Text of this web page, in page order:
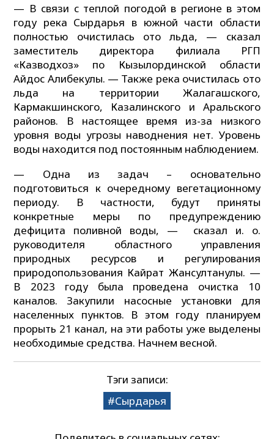
— В связи с теплой погодой в регионе в этом
году река Сырдарья в южной части области
полностью очистилась ото льда, — сказал
заместитель директора филиала РГП
«Казводхоз» по Кызылординской области
Айдос Алибекулы. — Также река очистилась ото
льда на территории Жалагашского,
Кармакшинского, Казалинского и Аральского
районов. В настоящее время из-за низкого
уровня воды угрозы наводнения нет. Уровень
воды находится под постоянным наблюдением.
— Одна из задач – основательно
подготовиться к очередному вегетационному
периоду. В частности, будут приняты
конкретные меры по предупреждению
дефицита поливной воды, — сказал и. о.
руководителя областного управления
природных ресурсов и регулирования
природопользования Кайрат Жансултанулы. —
В 2023 году была проведена очистка 10
каналов. Закупили насосные установки для
населенных пунктов. В этом году планируем
прорыть 21 канал, на эти работы уже выделены
необходимые средства. Начнем весной.
Тэги записи:
Сырдарья